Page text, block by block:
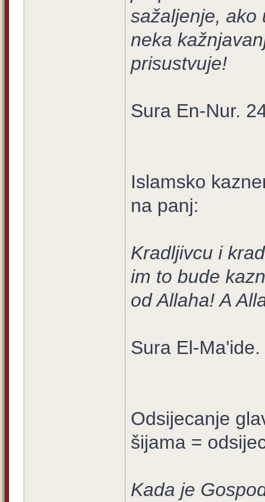
sažaljenje, ako
neka
prisustvuje!
Sura En-Nur.
Islamsko
na panj:
Kradljivcu i
im to bude
od Allaha! A
Sura El-
Odsijecanje
šijama =
Kada je